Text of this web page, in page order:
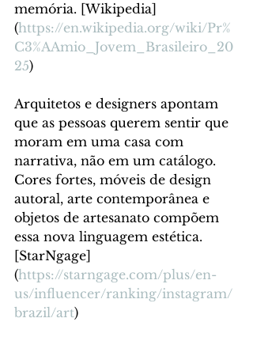
memória. [Wikipedia]
(https://en.wikipedia.org/wiki/Pr%
C3%AAmio_Jovem_Brasileiro_20
25)
Arquitetos e designers apontam
que as pessoas querem sentir que
moram em uma casa com
narrativa, não em um catálogo.
Cores fortes, móveis de design
autoral, arte contemporânea e
objetos de artesanato compõem
essa nova linguagem estética.
[StarNgage]
(https://starngage.com/plus/en-
us/influencer/ranking/instagram/
brazil/art)